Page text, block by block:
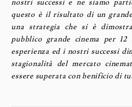
nostri successi e ne siamo
questo è il risultato di un
una strategia che si è
pubblico grande cinema per 12
esperienza ed i nostri successi
stagionalità del mercato
essere superata con benificio di